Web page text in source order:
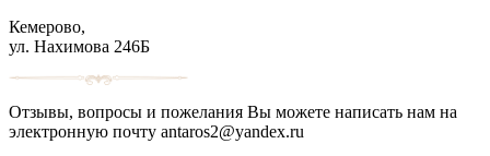
Кемерово,
ул. Нахимова 246Б
Отзывы, вопросы и пожелания Вы можете написать нам на
электронную почту antaros2@yandex.ru